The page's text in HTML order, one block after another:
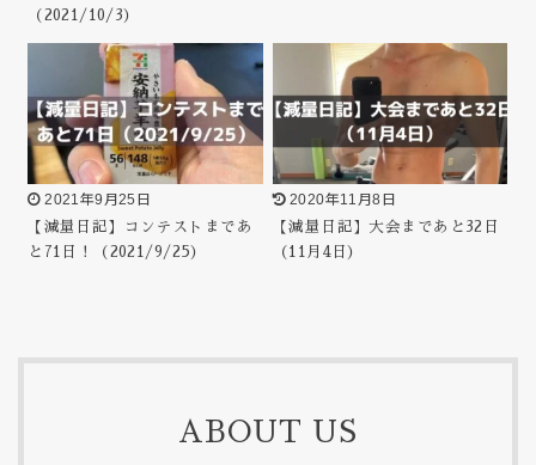
（2021/10/3）
2021年9月25日
【減量日記】コンテストまであ
と71日！（2021/9/25）
2020年11月8日
【減量日記】大会まであと32日
（11月4日）
ABOUT US